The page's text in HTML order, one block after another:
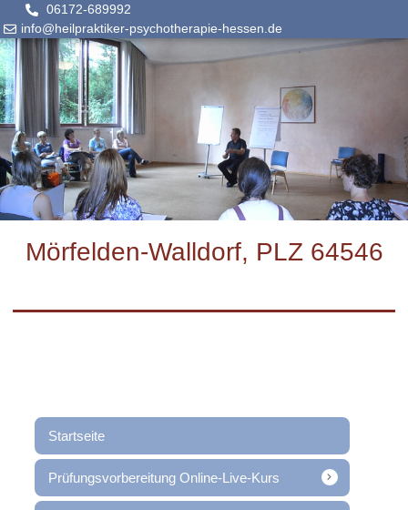
06172-689992
info@heilpraktiker-psychotherapie-hessen.de
Mörfelden-Walldorf, PLZ 64546
Startseite
Prüfungsvorbereitung Online-Live-Kurs